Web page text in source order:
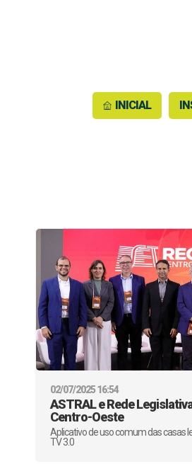
INICIAL
02/07/2025 16:54
ASTRAL e Rede
Centro-Oeste
Aplicativo de uso comum das casas
TV 3.0